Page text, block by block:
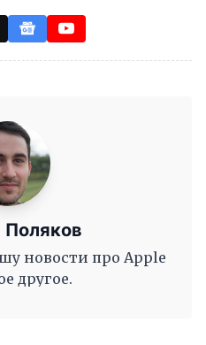
Поляков
новости про Apple
другое.